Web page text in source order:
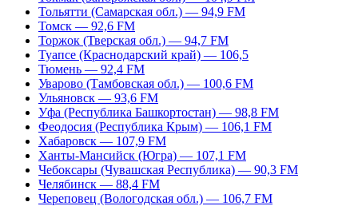
Тольятти (Самарская обл.) — 94,9 FM
Томск — 92,6 FM
Торжок (Тверская обл.) — 94,7 FM
Туапсе (Краснодарский край) — 106,5
Тюмень — 92,4 FM
Уварово (Тамбовская обл.) — 100,6 FM
Ульяновск — 93,6 FM
Уфа (Республика Башкортостан) — 98,8 FM
Феодосия (Республика Крым) — 106,1 FM
Хабаровск — 107,9 FM
Ханты-Мансийск (Югра) — 107,1 FM
Чебоксары (Чувашская Республика) — 90,3 FM
Челябинск — 88,4 FM
Череповец (Вологодская обл.) — 106,7 FM